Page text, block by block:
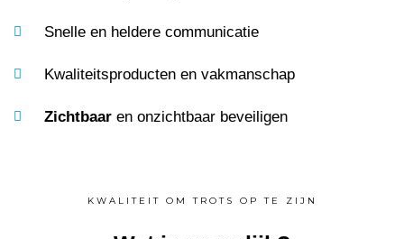
Snelle en heldere communicatie
Kwaliteitsproducten en vakmanschap
Zichtbaar en onzichtbaar beveiligen
KWALITEIT OM TROTS OP TE ZIJN